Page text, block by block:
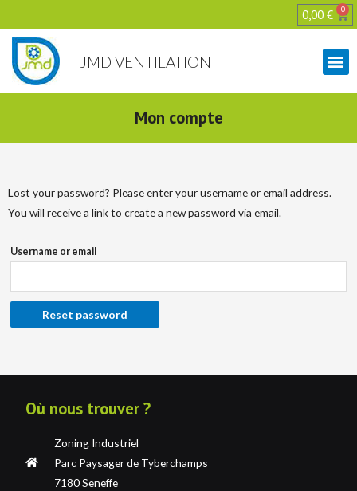
0,00 € 0
JMD VENTILATION
Mon compte
Lost your password? Please enter your username or email address.
You will receive a link to create a new password via email.
Username or email
Reset password
Où nous trouver ?
Zoning Industriel
Parc Paysager de Tyberchamps
7180 Seneffe